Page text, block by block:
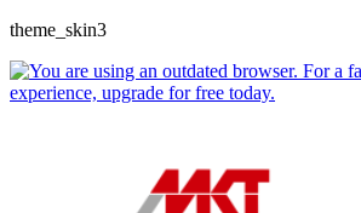
theme_skin3